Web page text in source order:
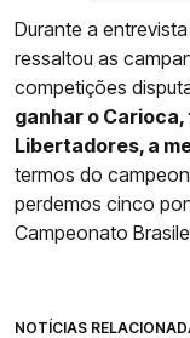
Durante a
ressaltou as
competições
ganhar o
Libertadores, a
termos do
perdemos cinco
Campeonato
NOTÍCIAS